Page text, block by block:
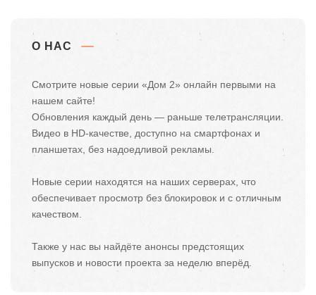
О НАС
Смотрите новые серии «Дом 2» онлайн первыми на
нашем сайте!
Обновления каждый день — раньше телетрансляции.
Видео в HD-качестве, доступно на смартфонах и
планшетах, без надоедливой рекламы.
Новые серии находятся на наших серверах, что
обеспечивает просмотр без блокировок и с отличным
качеством.
Также у нас вы найдёте анонсы предстоящих
выпусков и новости проекта за неделю вперёд.